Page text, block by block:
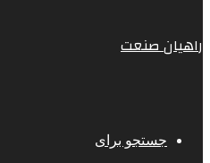
راهیان صنعت
جستجو برای